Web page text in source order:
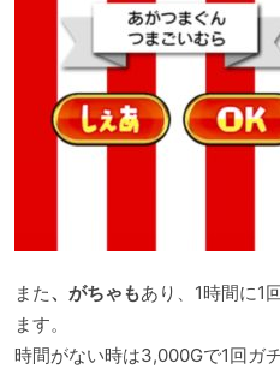
また、がちゃもあり、1時間に1
ます。
時間がない時は3,000Gで1回ガチ